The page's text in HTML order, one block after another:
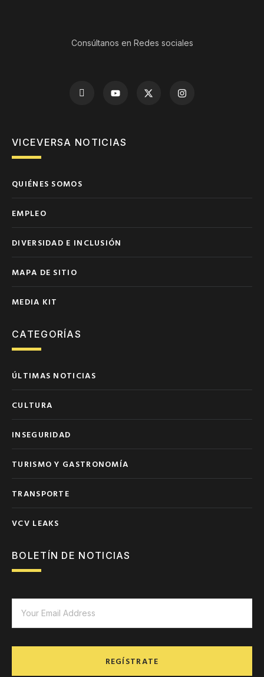
Consúltanos en Redes sociales
VICEVERSA NOTICIAS
QUIÉNES SOMOS
EMPLEO
DIVERSIDAD E INCLUSIÓN
MAPA DE SITIO
MEDIA KIT
CATEGORÍAS
ÚLTIMAS NOTICIAS
CULTURA
INSEGURIDAD
TURISMO Y GASTRONOMÍA
TRANSPORTE
VCV LEAKS
BOLETÍN DE NOTICIAS
REGÍSTRATE